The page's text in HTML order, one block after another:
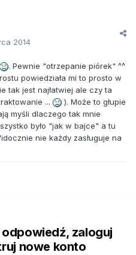
2014
. Pewnie "otrzepanie piórek" ^^
powiedziała mi to prosto w
tak jest najłatwiej ale czy ta
...
). Może to głupie
myśli dlaczego tak mnie
było "jak w bajce" a tu
nie każdy zasługuje na
zaloguj
nowe konto